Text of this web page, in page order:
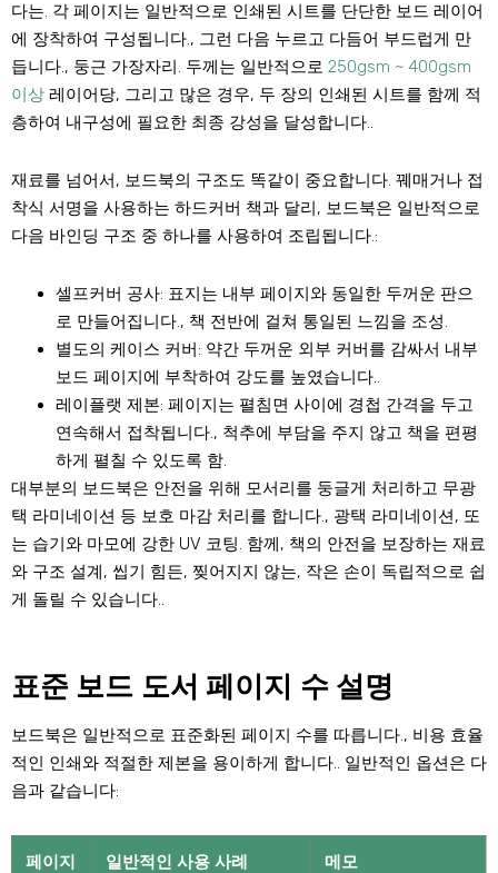
다는. 각 페이지는 일반적으로 인쇄된 시트를 단단한 보드 레이어
에 장착하여 구성됩니다., 그런 다음 누르고 다듬어 부드럽게 만
듭니다., 둥근 가장자리. 두께는 일반적으로 250gsm ~ 400gsm
이상 레이어당, 그리고 많은 경우, 두 장의 인쇄된 시트를 함께 적
층하여 내구성에 필요한 최종 강성을 달성합니다..
재료를 넘어서, 보드북의 구조도 똑같이 중요합니다. 꿰매거나 접
착식 서명을 사용하는 하드커버 책과 달리, 보드북은 일반적으로
다음 바인딩 구조 중 하나를 사용하여 조립됩니다.:
셀프커버 공사: 표지는 내부 페이지와 동일한 두꺼운 판으
로 만들어집니다., 책 전반에 걸쳐 통일된 느낌을 조성.
별도의 케이스 커버 : 약간 두꺼운 외부 커버를 감싸서 내부
보드 페이지에 부착하여 강도를 높였습니다..
레이플랫 제본: 페이지는 펼침면 사이에 경첩 간격을 두고
연속해서 접착됩니다., 척추에 부담을 주지 않고 책을 편평
하게 펼칠 수 있도록 함.
대부분의 보드북은 안전을 위해 모서리를 둥글게 처리하고 무광
택 라미네이션 등 보호 마감 처리를 합니다., 광택 라미네이션, 또
는 습기와 마모에 강한 UV 코팅. 함께, 책의 안전을 보장하는 재료
와 구조 설계, 씹기 힘든, 찢어지지 않는, 작은 손이 독립적으로 쉽
게 돌릴 수 있습니다..
표준 보드 도서 페이지 수 설명
보드북은 일반적으로 표준화된 페이지 수를 따릅니다., 비용 효율
적인 인쇄와 적절한 제본을 용이하게 합니다.. 일반적인 옵션은 다
음과 같습니다:
페이지
일반적인 사용 사례 메모